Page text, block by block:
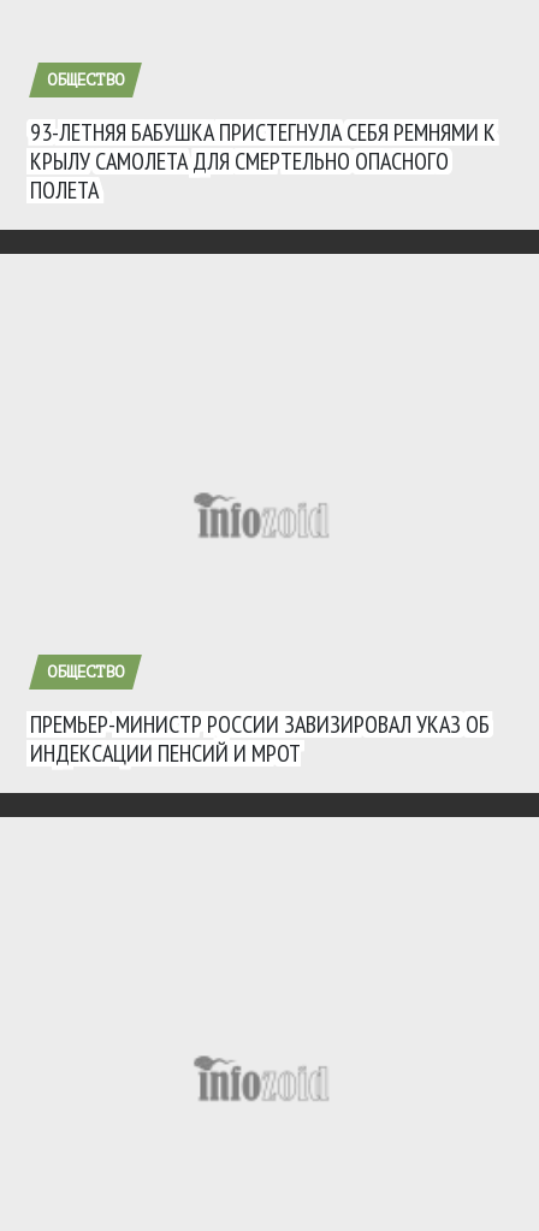
ОБЩЕСТВО
93-ЛЕТНЯЯ БАБУШКА ПРИСТЕГНУЛА СЕБЯ РЕМНЯМИ К
КРЫЛУ САМОЛЕТА ДЛЯ СМЕРТЕЛЬНО ОПАСНОГО
ПОЛЕТА
ОБЩЕСТВО
ПРЕМЬЕР-МИНИСТР РОССИИ ЗАВИЗИРОВАЛ УКАЗ ОБ
ИНДЕКСАЦИИ ПЕНСИЙ И МРОТ